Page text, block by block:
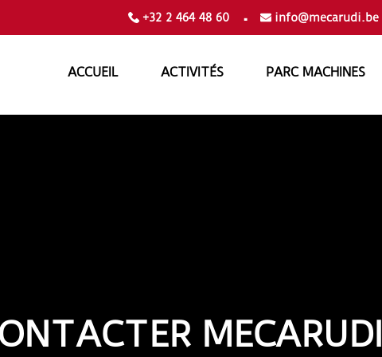
+32 2 464 48 60 . info@mecarudi.be
ACCUEIL ACTIVITÉS PARC MACHINES
MECARUDI